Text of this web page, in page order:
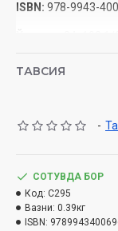
ISBN: 978-9943-
Муқоваси:
Предисловие ко
Когда и как
Начало разгара
Виды разногласий
ТАВСИЯ
-
СОТУВДА БОР
Код: C295
Вазни: 0.39кг
ISBN: